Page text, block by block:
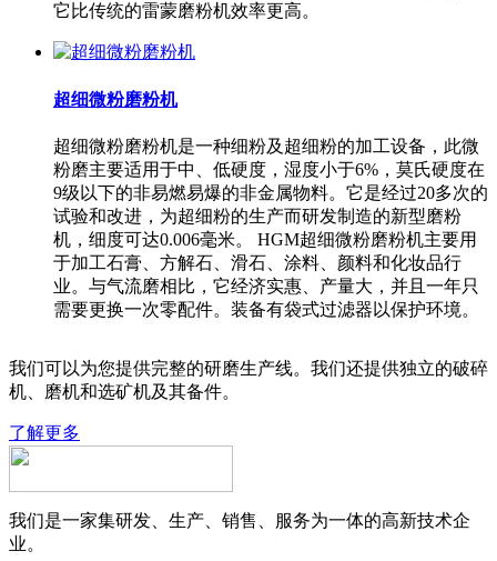
它比传统的雷蒙磨粉机效率更高。
超细微粉磨粉机
超细微粉磨粉机是一种细粉及超细粉的加工设备，此微
粉磨主要适用于中、低硬度，湿度小于6%，莫氏硬度在
9级以下的非易燃易爆的非金属物料。它是经过20多次的
试验和改进，为超细粉的生产而研发制造的新型磨粉
机，细度可达0.006毫米。 HGM超细微粉磨粉机主要用
于加工石膏、方解石、滑石、涂料、颜料和化妆品行
业。与气流磨相比，它经济实惠、产量大，并且一年只
需要更换一次零配件。装备有袋式过滤器以保护环境。
我们可以为您提供完整的研磨生产线。我们还提供独立的破碎
机、磨机和选矿机及其备件。
了解更多
我们是一家集研发、生产、销售、服务为一体的高新技术企
业。